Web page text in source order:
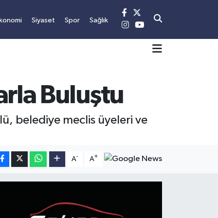
Siyaset Spor Sağlık
Buluştu
belediye meclis üyeleri ve
A- A+